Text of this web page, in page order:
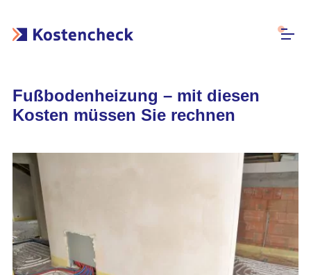
Fußbodenheizung – mit diesen
Kosten müssen Sie rechnen